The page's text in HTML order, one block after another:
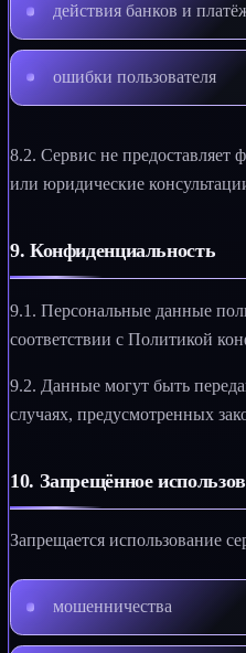
действия банков и
ошибки пользователя
8.2. Сервис не
или юридические
9. Конфиденциальность
9.1. Персональные данные
соответствии с Политикой
9.2. Данные могут быть
случаях, предусмотренных
10. Запрещённое
Запрещается использование
мошенничества